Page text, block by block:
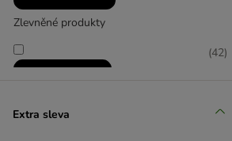
Zlevněné produkty
(42)
Extra sleva